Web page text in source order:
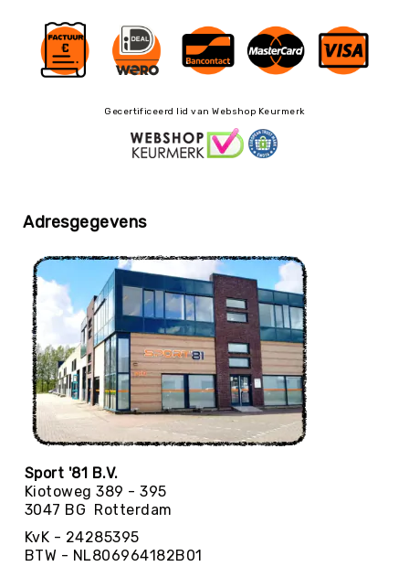
Voetbal
Volleybal
Yoga
Meditatie
Bolsters
Accessoires
KinderYoga
Meditatiekussens
Yoga
Pakketten
Yogamat
reiniging
Zaalvoetbal
Zeskamp
Zwemmen
BALLEN
Sportballen
Gecertificeerd lid van Webshop Keurmerk
Adresgegevens
Sport '81 B.V.
Kiotoweg 389 - 395
3047 BG Rotterdam
KvK - 24285395
BTW - NL806964182B01